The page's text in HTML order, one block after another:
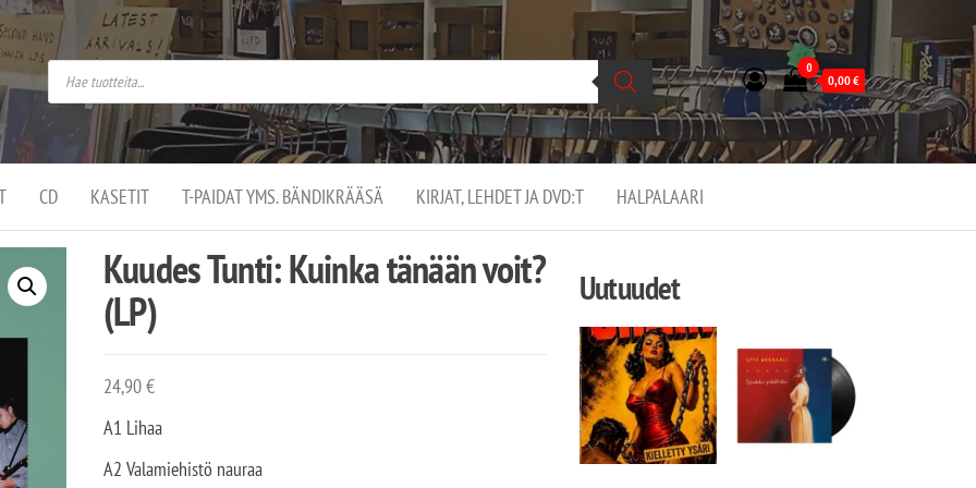
–
on
0
0,00€
CD KASETIT T-PAIDAT YMS. BÄNDIKRÄÄSÄ KIRJAT, LEHDET JA DVD:T HALPALAARI
Kuudes Tunti: Kuinka tänään voit?
(LP)
24,90€
A1 Lihaa
A2 Valamiehistö nauraa
Uutuudet